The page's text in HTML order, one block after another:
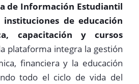
de Información Estudiantil
de educación
capacitación y cursos
plataforma integra la gestión
financiera y la educación
todo el ciclo de vida del